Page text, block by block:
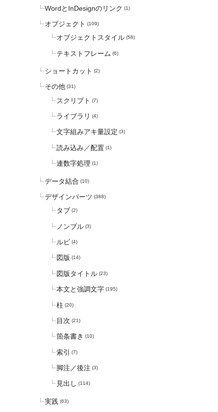
WordとInDesignのリンク (1)
オブジェクト (109)
オブジェクトスタイル (58)
テキストフレーム (6)
ショートカット (2)
その他 (31)
スクリプト (7)
ライブラリ (4)
文字組みアキ量設定 (3)
読み込み／配置 (1)
連数字処理 (1)
データ結合 (10)
デザインパーツ (388)
タブ (2)
ノンブル (3)
ルビ (4)
図版 (14)
図版タイトル (23)
本文と強調文字 (195)
柱 (20)
目次 (21)
箇条書き (10)
索引 (7)
脚注／後注 (3)
見出し (114)
実践 (63)